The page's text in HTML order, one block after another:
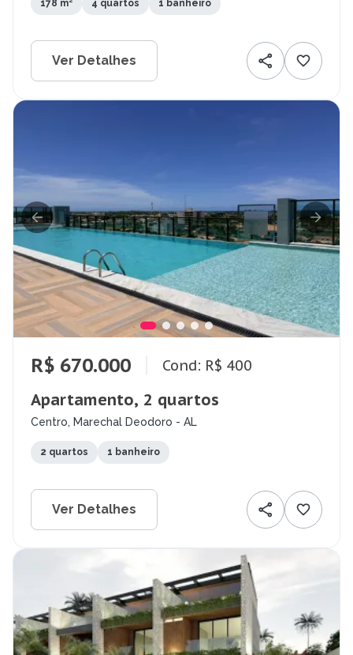
178 m² 4 quartos 1 banheiro
Ver Detalhes
R$ 670.000 Cond: R$ 400
Apartamento, 2 quartos
Centro, Marechal Deodoro - AL
2 quartos 1 banheiro
Ver Detalhes